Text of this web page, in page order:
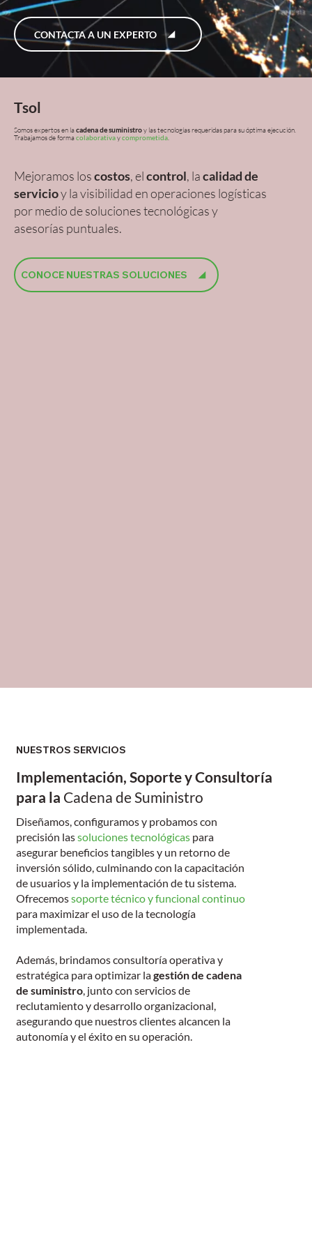
CONTACTA A UN EXPERTO
Tsol
Somos expertos en lacadena de suministroy las tecnologías requeridas para su óptima ejecución.
Trabajamos de formacolaborativaycomprometida.
Mejoramos loscostos, elcontrol, lacalidad de
servicioy la visibilidad en operaciones logísticas
por medio de soluciones tecnológicas y
asesorías puntuales.
CONOCE NUESTRAS SOLUCIONES
Implementación, Soporte y Consultoría
para la Cadena de Suministro
NUESTROS SERVICIOS
Diseñamos, configuramos y probamos con
precisión lassoluciones tecnológicaspara
asegurar beneficios tangibles y un retorno de
inversión sólido, culminando con la capacitación
de usuarios y la implementación de tu sistema.
Ofrecemossoporte técnico y funcional continuo
para maximizar el uso de la tecnología
implementada.
Además, brindamos consultoría operativa y
estratégica para optimizar lagestión de cadena
de suministro, junto con servicios de
reclutamiento y desarrollo organizacional,
asegurando que nuestros clientes alcancen la
autonomía y el éxito en su operación.